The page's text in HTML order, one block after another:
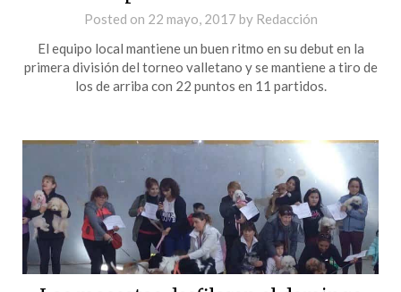
Posted on 22 mayo, 2017 by Redacción
El equipo local mantiene un buen ritmo en su debut en la
primera división del torneo valletano y se mantiene a tiro de
los de arriba con 22 puntos en 11 partidos.